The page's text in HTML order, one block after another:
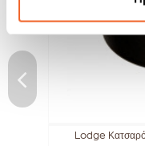
Lodge